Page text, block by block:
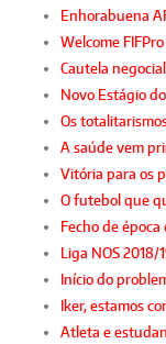
Enhorabuena
Welcome FIFPro
Cautela negocial
Novo Estágio
Os
A saúde vem
Vitória para os
O futebol que
Fecho de
Liga NOS 2018/
Início do
Iker, estamos
Atleta e